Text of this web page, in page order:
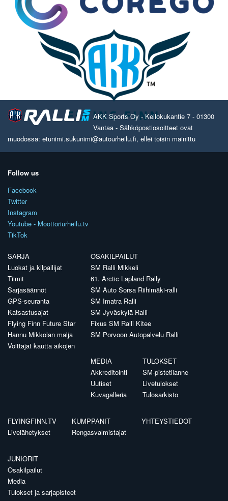
AKK Sports Oy - Kellokukantie 7 - 01300
Vantaa - Sähköpostiosoitteet ovat
muodossa: etunimi.sukunimi@autourheilu.fi, ellei toisin mainittu
Follow us
Facebook
Twitter
Instagram
Youtube - Moottoriurheilu.tv
TikTok
SARJA
Luokat ja kilpailijat
Tiimit
Sarjasäännöt
GPS-seuranta
Katsastusajat
Flying Finn Future Star
Hannu Mikkolan malja
Voittajat kautta aikojen
OSAKILPAILUT
SM Ralli Mikkeli
61. Arctic Lapland Rally
SM Auto Sorsa Riihimäki-ralli
SM Imatra Ralli
SM Jyväskylä Ralli
Fixus SM Ralli Kitee
SM Porvoon Autopalvelu Ralli
MEDIA
Akkreditointi
Uutiset
Kuvagalleria
TULOKSET
SM-pistetilanne
Livetulokset
Tulosarkisto
FLYINGFINN.TV
Livelähetykset
KUMPPANIT
Rengasvalmistajat
YHTEYSTIEDOT
JUNIORIT
Osakilpailut
Media
Tulokset ja sarjapisteet